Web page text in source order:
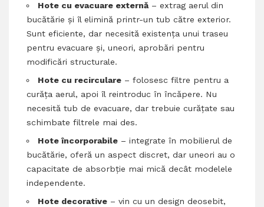
Hote cu evacuare externă– extrag aerul din
bucătărie și îl elimină printr-un tub către exterior.
Sunt eficiente, dar necesită existența unui traseu
pentru evacuare și, uneori, aprobări pentru
modificări structurale.
Hote cu recirculare – folosesc filtre pentru a
curăța aerul, apoi îl reintroduc în încăpere. Nu
necesită tub de evacuare, dar trebuie curățate sau
schimbate filtrele mai des.
Hote încorporabile – integrate în mobilierul de
bucătărie, oferă un aspect discret, dar uneori au o
capacitate de absorbție mai mică decât modelele
independente.
Hote decorative – vin cu un design deosebit,